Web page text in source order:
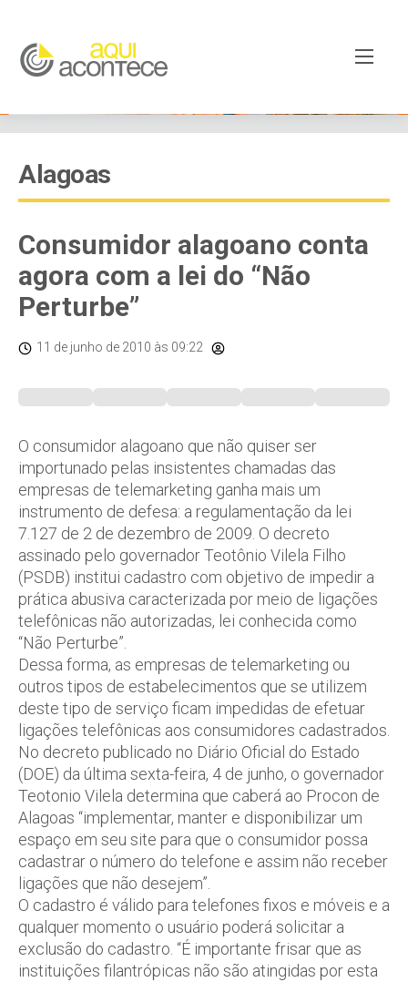
Alagoas
Consumidor alagoano conta
agora com a lei do “Não
Perturbe”
11 de junho de 2010 às 09:22
O consumidor alagoano que não quiser ser
importunado pelas insistentes chamadas das
empresas de telemarketing ganha mais um
instrumento de defesa: a regulamentação da lei
7.127 de 2 de dezembro de 2009. O decreto
assinado pelo governador Teotônio Vilela Filho
(PSDB) institui cadastro com objetivo de impedir a
prática abusiva caracterizada por meio de ligações
telefônicas não autorizadas, lei conhecida como
“Não Perturbe”.
Dessa forma, as empresas de telemarketing ou
outros tipos de estabelecimentos que se utilizem
deste tipo de serviço ficam impedidas de efetuar
ligações telefônicas aos consumidores cadastrados.
No decreto publicado no Diário Oficial do Estado
(DOE) da última sexta-feira, 4 de junho, o governador
Teotonio Vilela determina que caberá ao Procon de
Alagoas “implementar, manter e disponibilizar um
espaço em seu site para que o consumidor possa
cadastrar o número do telefone e assim não receber
ligações que não desejem”.
O cadastro é válido para telefones fixos e móveis e a
qualquer momento o usuário poderá solicitar a
exclusão do cadastro. “É importante frisar que as
instituições filantrópicas não são atingidas por esta